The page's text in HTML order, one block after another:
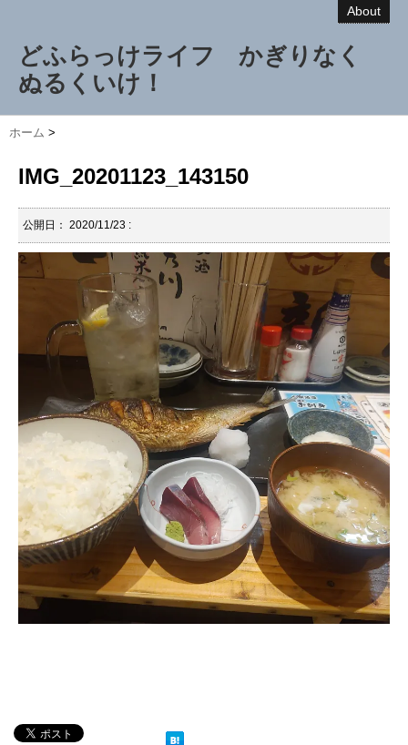
About
どふらっけライフ かぎりなく
ぬるくいけ！
ホーム >
IMG_20201123_143150
公開日： 2020/11/23 :